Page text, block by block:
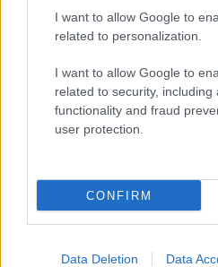
I want to allow Google to
related to personalization.
I want to allow Google to
related to security, including
functionality and fraud
user protection.
CONFIRM
Data Deletion Data
Brentolie daalt naar 91,82 dollar:
grondstoffen